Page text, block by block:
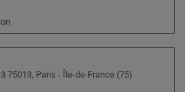
75013, Paris - Île-de-France (75)